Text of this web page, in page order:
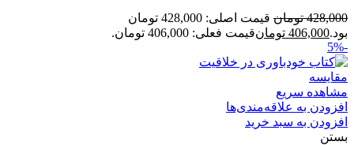
428,000 تومان
قیمت اصلی: 428,000 تومان
بود.406,000 تومانقیمت فعلی: 406,000 تومان.
-5%
مقایسه
مشاهده سریع
افزودن به علاقه‌مندی‌ها
افزودن به سبد خرید
بستن